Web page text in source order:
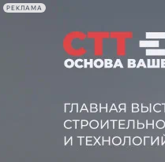
РЕКЛАМА